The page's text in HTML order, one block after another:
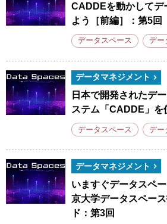
CADDEを動かしてデ
よう［前編］：第5回
データスペース デー
データマネジメント
日本で開発されたデ
ステム「CADDE」を
データスペース デー
データマネジメント
いますぐデータスペ
京大学データスペー
ド：第3回